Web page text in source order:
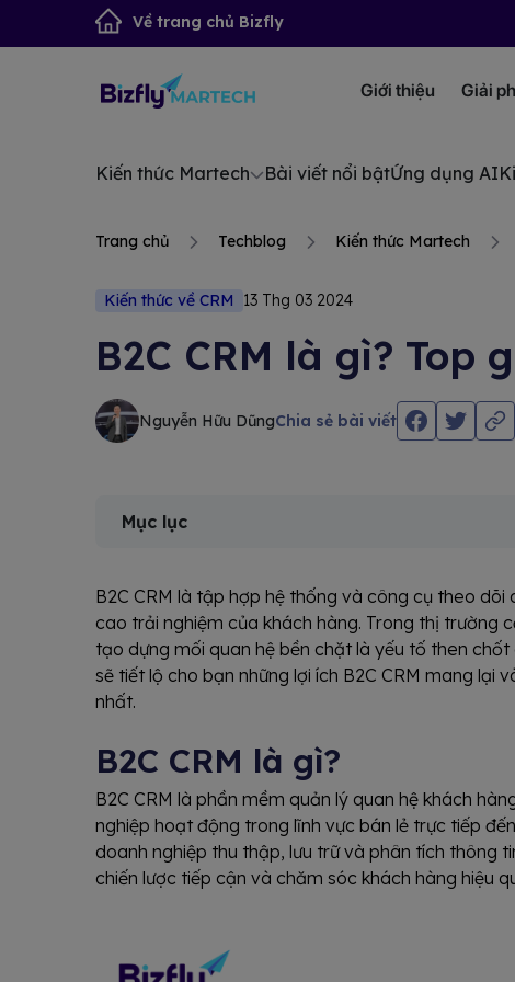
Về trang chủ Bizfly
Giới thiệu Giải
Kiến thức Martech Bài viết nổi bậtỨng dụng AI
Trang chủ Techblog Kiến thức Martech
Kiến thức về CRM 13 Thg 03 2024
B2C CRM là gì? Top
Nguyễn Hữu DũngChia sẻ bài viết
Mục lục
B2C CRM là tập hợp hệ thống và công cụ theo
cao trải nghiệm của khách hàng. Trong thị trường
tạo dựng mối quan hệ bền chặt là yếu tố then
sẽ tiết lộ cho bạn những lợi ích B2C CRM mang lại
nhất.
B2C CRM là gì?
B2C CRM là phần mềm quản lý quan hệ khách
nghiệp hoạt động trong lĩnh vực bán lẻ trực tiếp
doanh nghiệp thu thập, lưu trữ và phân tích thông
chiến lược tiếp cận và chăm sóc khách hàng hiệu